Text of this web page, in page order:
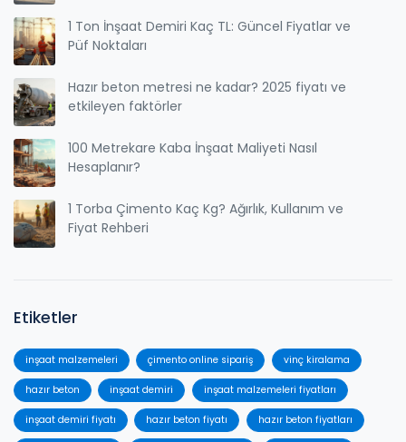
1 Ton İnşaat Demiri Kaç TL: Güncel Fiyatlar ve
Püf Noktaları
Hazır beton metresi ne kadar? 2025 fiyatı ve
etkileyen faktörler
100 Metrekare Kaba İnşaat Maliyeti Nasıl
Hesaplanır?
1 Torba Çimento Kaç Kg? Ağırlık, Kullanım ve
Fiyat Rehberi
Etiketler
inşaat malzemeleri çimento online sipariş vinç kiralama
hazır beton inşaat demiri inşaat malzemeleri fiyatları
inşaat demiri fiyatı hazır beton fiyatı hazır beton fiyatları